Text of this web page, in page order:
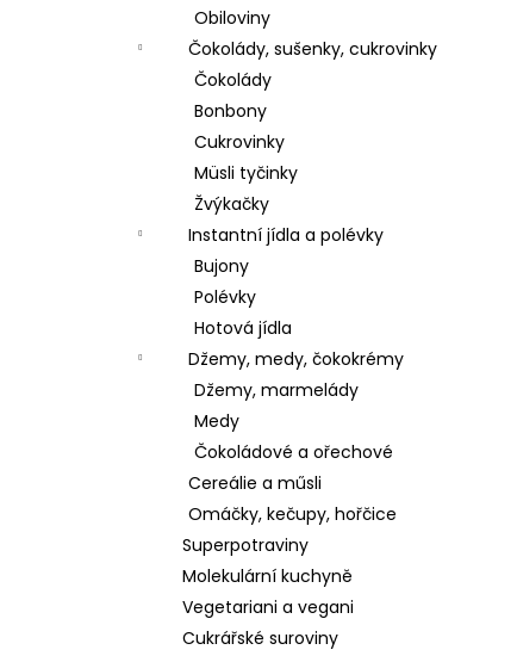
Obiloviny
Čokolády, sušenky, cukrovinky
Čokolády
Bonbony
Cukrovinky
Müsli tyčinky
Žvýkačky
Instantní jídla a polévky
Bujony
Polévky
Hotová jídla
Džemy, medy, čokokrémy
Džemy, marmelády
Medy
Čokoládové a ořechové
Cereálie a műsli
Omáčky, kečupy, hořčice
Superpotraviny
Molekulární kuchyně
Vegetariani a vegani
Cukrářské suroviny